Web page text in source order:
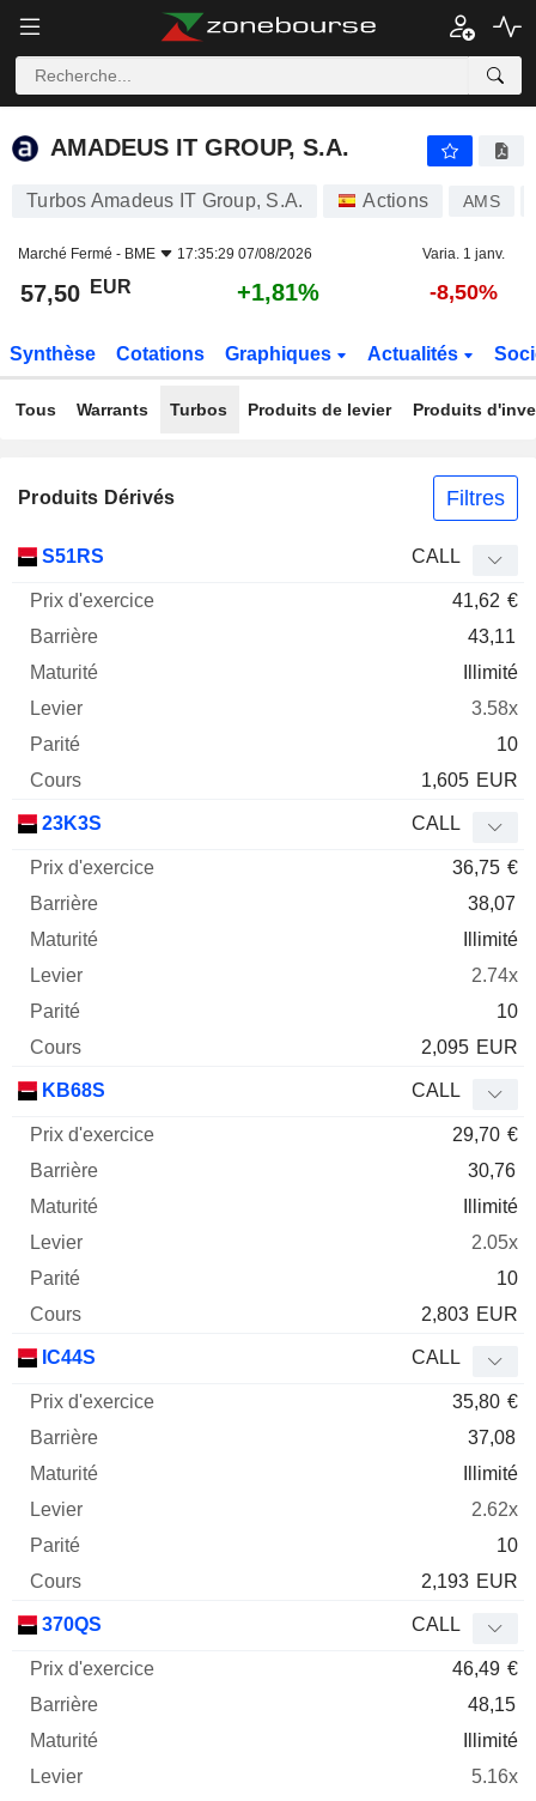
AMADEUS IT GROUP, S.A.
AMADEUS IT GROUP, S.A.
Turbos Amadeus IT Group, S.A. Actions AMS
Marché Fermé - BME 17:35:29 07/08/2026 Varia. 1 janv.
57,50 EUR +1,81% -8,50%
Synthèse Cotations Graphiques Actualités
Tous Warrants Turbos Produits de levier Produits
Produits Dérivés Filtres
Mnemo Type
S51RS CALL
41,62 €
43,11
Illimité
3.58x
10
1,605 EUR
23K3S CALL
36,75 €
38,07
Illimité
2.74x
10
2,095 EUR
KB68S CALL
29,70 €
30,76
Illimité
2.05x
10
2,803 EUR
IC44S CALL
35,80 €
37,08
Illimité
2.62x
10
2,193 EUR
370QS CALL
46,49 €
48,15
Illimité
5.16x